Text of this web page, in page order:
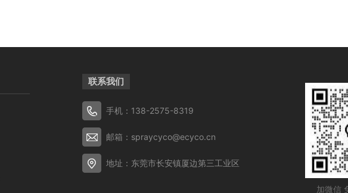
加微信
联系我们
手机：138-2575-8319
邮箱：spraycyco@ecyco.cn
地址：东莞市长安镇厦边第三工业区